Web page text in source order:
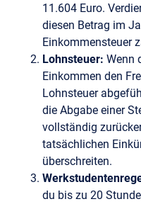
11.604 Euro.
diesen Betrag im
Einkommensteuer
Lohnsteuer: Wenn
Einkommen den
Lohnsteuer
die Abgabe einer
vollständig
tatsächlichen
überschreiten.
du bis zu 20